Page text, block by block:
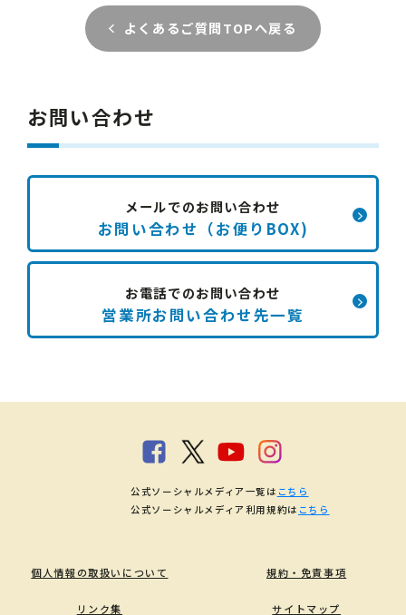
よくあるご質問TOPへ戻る
お問い合わせ
メールでのお問い合わせ
お問い合わせ（お便りBOX)
お電話でのお問い合わせ
営業所お問い合わせ先一覧
個人情報の取扱いについて 規約・免責事項
リンク集 サイトマップ
公式ソーシャルメディア一覧は こちら
公式ソーシャルメディア利用規約は こちら